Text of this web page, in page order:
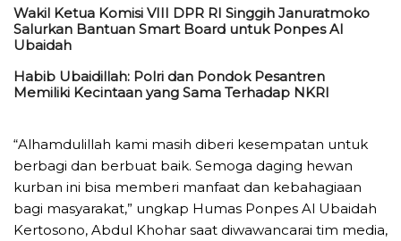
Wakil Ketua Komisi VIII DPR RI Singgih Januratmoko
Salurkan Bantuan Smart Board untuk Ponpes Al
Ubaidah
Habib Ubaidillah: Polri dan Pondok Pesantren
Memiliki Kecintaan yang Sama Terhadap NKRI
“Alhamdulillah kami masih diberi kesempatan untuk
berbagi dan berbuat baik. Semoga daging hewan
kurban ini bisa memberi manfaat dan kebahagiaan
bagi masyarakat,” ungkap Humas Ponpes Al Ubaidah
Kertosono, Abdul Khohar saat diwawancarai tim media,